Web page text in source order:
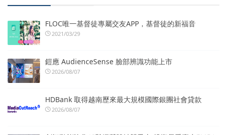
FLOC唯一基督徒專屬交友APP，基督徒的新福音
2021/03/29
鎧應 AudienceSense 臉部辨識功能上市
2026/08/07
HDBank 取得越南歷來最大規模國際銀團社會貸款
2026/08/07